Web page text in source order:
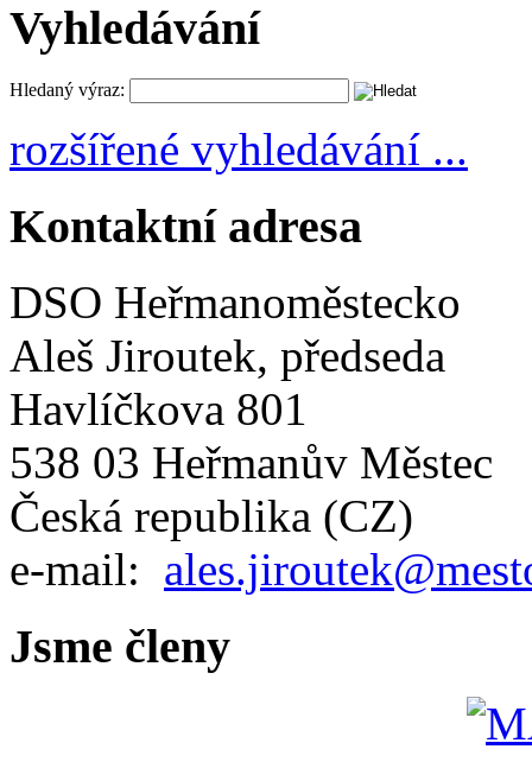
Vyhledávání
Hledaný výraz:
rozšířené vyhledávání ...
Kontaktní adresa
DSO Heřmanoměstecko
Aleš Jiroutek, předseda
Havlíčkova 801
538 03 Heřmanův Městec
Česká republika (CZ)
e-mail:
Jsme členy